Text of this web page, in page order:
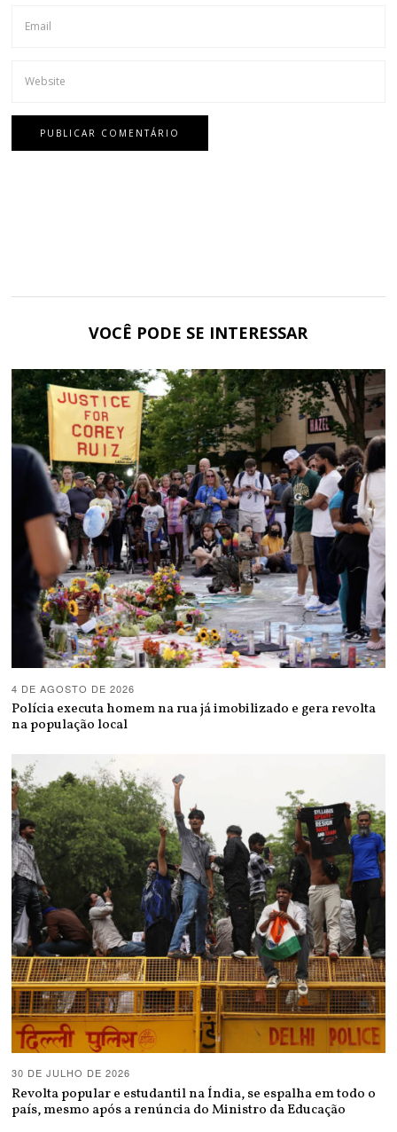
VOCÊ PODE SE INTERESSAR
4 DE AGOSTO DE 2026
Polícia executa homem na rua já imobilizado e gera revolta
na população local
30 DE JULHO DE 2026
Revolta popular e estudantil na Índia, se espalha em todo o
país, mesmo após a renúncia do Ministro da Educação